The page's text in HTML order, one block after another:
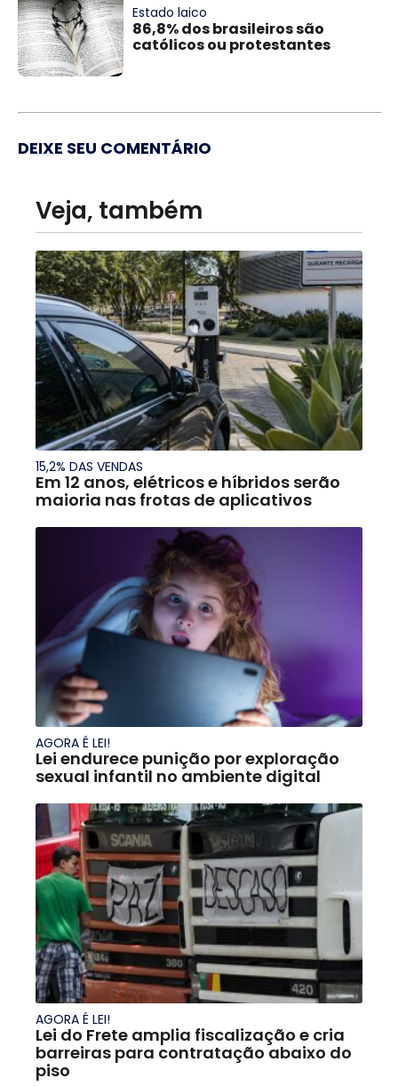
Estado laico
86,8% dos brasileiros são
católicos ou protestantes
DEIXE SEU COMENTÁRIO
Veja, também
15,2% DAS VENDAS
Em 12 anos, elétricos e híbridos serão
maioria nas frotas de aplicativos
AGORA É LEI!
Lei endurece punição por exploração
sexual infantil no ambiente digital
AGORA É LEI!
Lei do Frete amplia fiscalização e cria
barreiras para contratação abaixo do
piso